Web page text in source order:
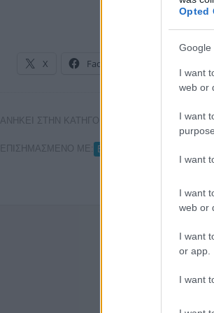
Opted
Google
I want
web or
I want
I want
I want
web or
I want
or app.
I want
X Facebook
ΑΝΗΚΕΙ ΣΤΗΝ ΚΑΤΗΓΟΡΙΑ:
ΕΠΙΣΗΜΑΣΜΕΝΟ ΜΕ: ΕΡΤ